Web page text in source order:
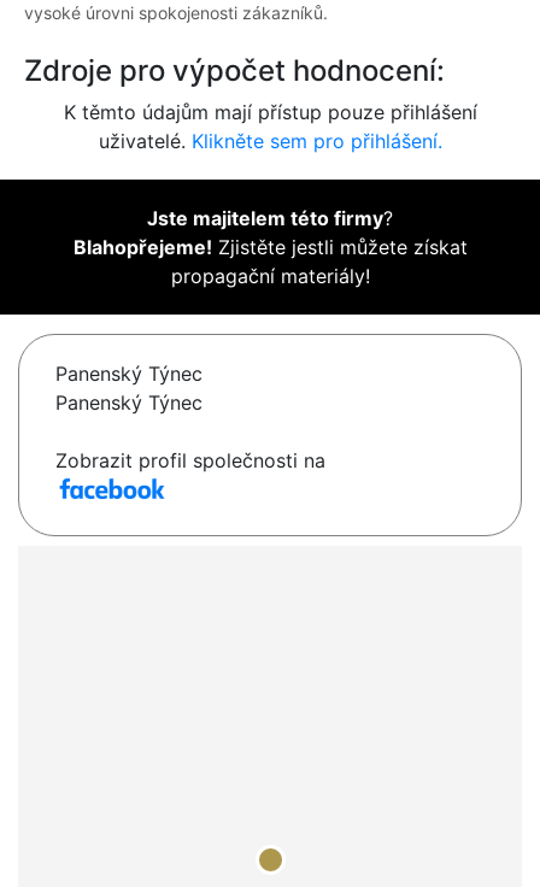
vysoké úrovni spokojenosti zákazníků.
Zdroje pro výpočet hodnocení:
K těmto údajům mají přístup pouze přihlášení
uživatelé. Klikněte sem pro přihlášení.
Jste majitelem této firmy?
Blahopřejeme! Zjistěte jestli můžete získat
propagační materiály!
Panenský Týnec
Panenský Týnec
Zobrazit profil společnosti na